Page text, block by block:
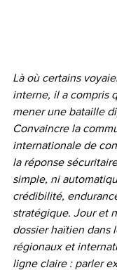
Là où certains
interne, il a compris
mener une bataille
Convaincre la
internationale de
la réponse
simple, ni
crédibilité,
stratégique. Jour et
dossier haïtien dans
régionaux et
ligne claire : parler